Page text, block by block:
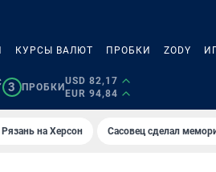
КУРСЫ ВАЛЮТ ПРОБКИ ZODY
3 ПРОБКИ
USD 82,17
EUR 94,84
на Херсон Сасовец сделал